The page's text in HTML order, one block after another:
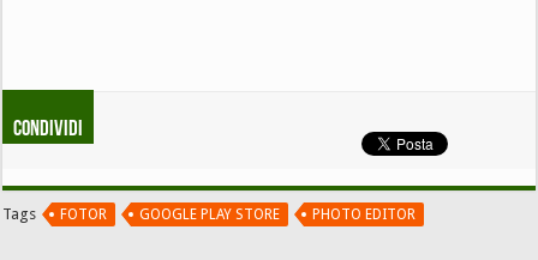
Condividi
Tags FOTOR GOOGLE PLAY STORE PHOTO EDITOR